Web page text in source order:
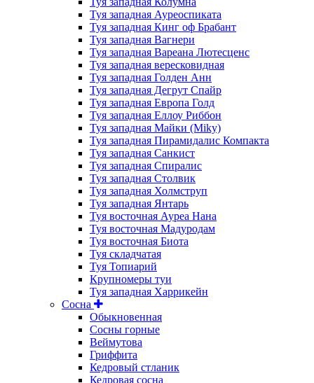
Туя западная Ауреоспиката
Туя западная Кинг оф Брабант
Туя западная Вагнери
Туя западная Вареана Лютесценс
Туя западная вересковидная
Туя западная Голден Анн
Туя западная Дегрут Спайр
Туя западная Европа Голд
Туя западная Еллоу Риббон
Туя западная Майки (Miky)
Туя западная Пирамидалис Компакта
Туя западная Санкист
Туя западная Спиралис
Туя западная Столвик
Туя западная Холмструп
Туя западная Янтарь
Туя восточная Ауреа Нана
Туя восточная Мадуродам
Туя восточная Биота
Туя складчатая
Туя Топиарий
Крупномеры туи
Туя западная Харрикейн
Сосна
Обыкновенная
Сосны горные
Веймутова
Гриффита
Кедровый стланик
Кедровая сосна